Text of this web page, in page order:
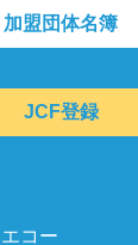
加盟団体名簿
JCF登録
コー